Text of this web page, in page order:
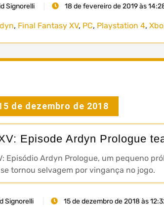
Signorelli 18 de fevereiro de 2019 às
, Final Fantasy XV, PC, Playstation 4,
de dezembro de 2018
Episode Ardyn Prologue
Episódio Ardyn Prologue, um pequeno
tornou selvagem por vingança no jogo.
Signorelli 15 de dezembro de 2018 às